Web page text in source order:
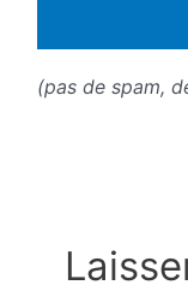
(pas de spam,